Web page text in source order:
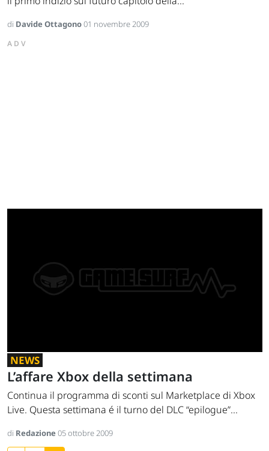
di Davide Ottagono01 novembre 2009
ADV
NEWS
L’affare Xbox della settimana
Continua il programma di sconti sul Marketplace di Xbox
Live. Questa settimana é il turno del DLC “epilogue”...
di Redazione05 ottobre 2009